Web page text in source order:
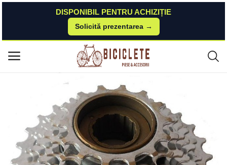
DISPONIBIL PENTRU ACHIZIȚIE
Solicită prezentarea →
Meniu principal
Listă de dorințe
Contact
Transmisie & Accesorii
Pinion Spate 7V Nichel Pe Filet MX Biciclete